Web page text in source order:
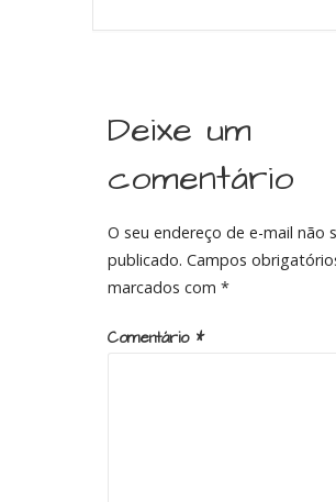
Deixe um
comentário
O seu endereço de e-mail não
publicado. Campos
marcados com*
Comentário *